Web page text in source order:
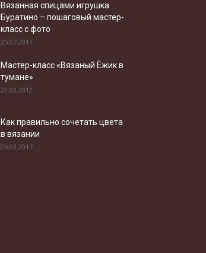
Вязанная спицами игрушка
Буратино – пошаговый мастер-
класс с фото
25.07.2017
Мастер-класс «Вязаный Ёжик в
тумане»
22.03.2012
Как правильно сочетать цвета
в вязании
05.03.2017